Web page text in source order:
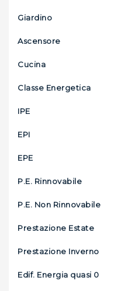
Giardino
Ascensore
Cucina
Classe Energetica
IPE
EPI
EPE
P.E. Rinnovabile
P.E. Non Rinnovabile
Prestazione Estate
Prestazione Inverno
Edif. Energia quasi 0